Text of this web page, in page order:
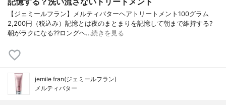
【ジェミールフラン】メルティバターヘアトリートメント100グラム
2,200円（税込み）記憶とは夜のまとまりを記憶して朝まで維持する?
朝がラクになる??ロングヘ…続きを見る
jemile fran(ジェミールフラン)
メルティバター